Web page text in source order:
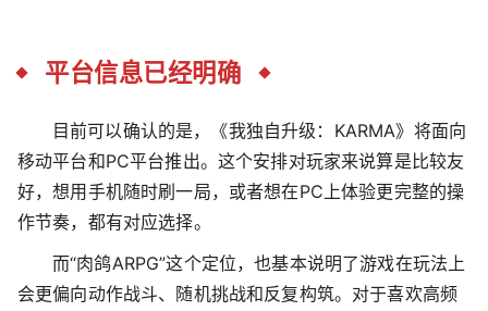
平台信息已经明确
目前可以确认的是，《我独自升级：KARMA》将面向
移动平台和PC平台推出。这个安排对玩家来说算是比较友
好，想用手机随时刷一局，或者想在PC上体验更完整的操
作节奏，都有对应选择。
而“肉鸽ARPG”这个定位，也基本说明了游戏在玩法上
会更偏向动作战斗、随机挑战和反复构筑。对于喜欢高频